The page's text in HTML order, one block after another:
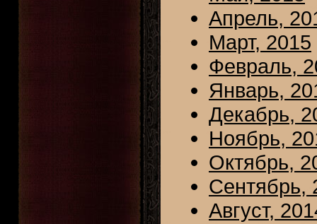
Апрель,
Март, 2015
Февраль,
Январь,
Декабрь,
Ноябрь,
Октябрь,
Сентябрь,
Август,